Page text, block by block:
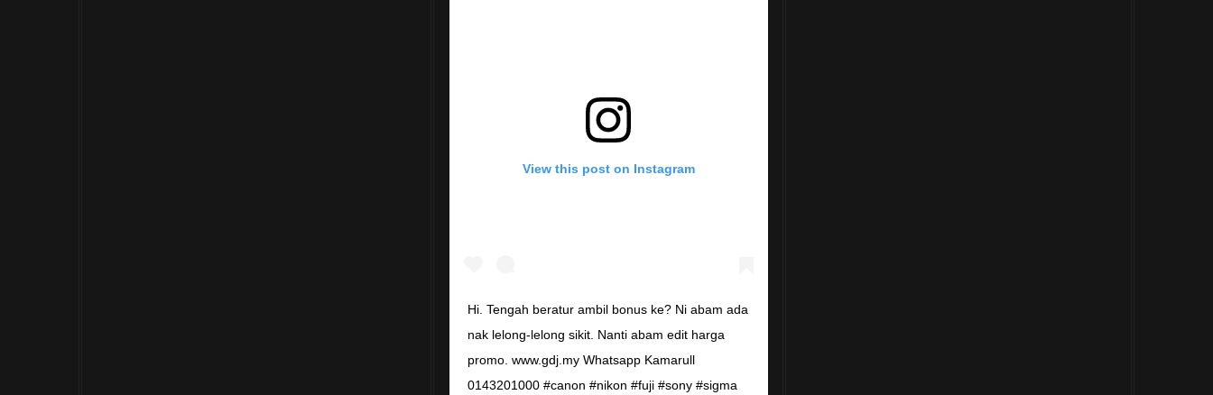
View this post on Instagram
Hi. Tengah beratur ambil bonus ke? Ni abam ada
nak lelong-lelong sikit. Nanti abam edit harga
promo. www.gdj.my Whatsapp Kamarull
0143201000 #canon #nikon #fuji #sony #sigma